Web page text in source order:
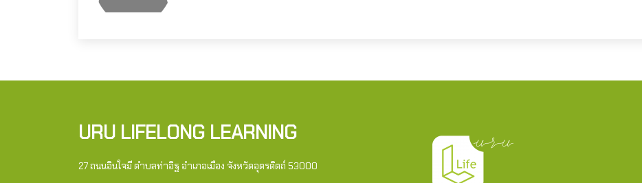
URU LIFELONG LEARNING
27 ถนนอินใจมี ตำบลท่าอิฐ อำเภอเมือง จังหวัดอุตรดิตถ์ 53000